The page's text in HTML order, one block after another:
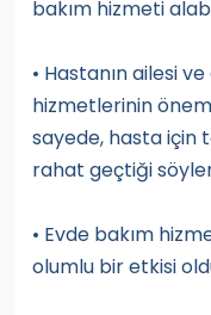
bakım hizmeti
• Hastanın ailesi
hizmetlerinin
sayede, hasta için
rahat geçtiği
• Evde bakım
olumlu bir etkisi